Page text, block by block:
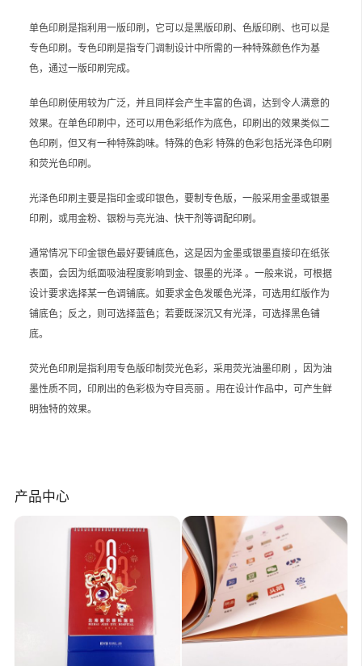
单色印刷是指利用一版印刷，它可以是黑版印刷、色版印刷、也可以是
专色印刷。专色印刷是指专门调制设计中所需的一种特殊颜色作为基
色，通过一版印刷完成。
单色印刷使用较为广泛，并且同样会产生丰富的色调，达到令人满意的
效果。在单色印刷中，还可以用色彩纸作为底色，印刷出的效果类似二
色印刷，但又有一种特殊韵味。特殊的色彩 特殊的色彩包括光泽色印刷
和荧光色印刷。
光泽色印刷主要是指印金或印银色，要制专色版，一般采用金墨或银墨
印刷，或用金粉、银粉与亮光油、快干剂等调配印刷。
通常情况下印金银色最好要铺底色，这是因为金墨或银墨直接印在纸张
表面，会因为纸面吸油程度影响到金、银墨的光泽 。一般来说，可根据
设计要求选择某一色调铺底。如要求金色发暖色光泽，可选用红版作为
铺底色；反之，则可选择蓝色；若要既深沉又有光泽，可选择黑色铺
底。
荧光色印刷是指利用专色版印制荧光色彩，采用荧光油墨印刷 ，因为油
墨性质不同，印刷出的色彩极为夺目亮丽 。用在设计作品中，可产生鲜
明独特的效果。
产品中心